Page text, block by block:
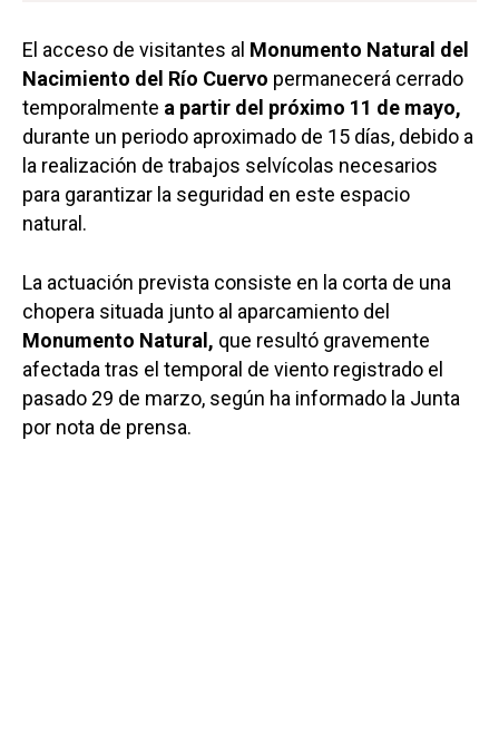
El acceso de visitantes al Monumento Natural del
Nacimiento del Río Cuervo permanecerá cerrado
temporalmente a partir del próximo 11 de mayo,
durante un periodo aproximado de 15 días, debido a
la realización de trabajos selvícolas necesarios
para garantizar la seguridad en este espacio
natural.
La actuación prevista consiste en la corta de una
chopera situada junto al aparcamiento del
Monumento Natural, que resultó gravemente
afectada tras el temporal de viento registrado el
pasado 29 de marzo, según ha informado la Junta
por nota de prensa.